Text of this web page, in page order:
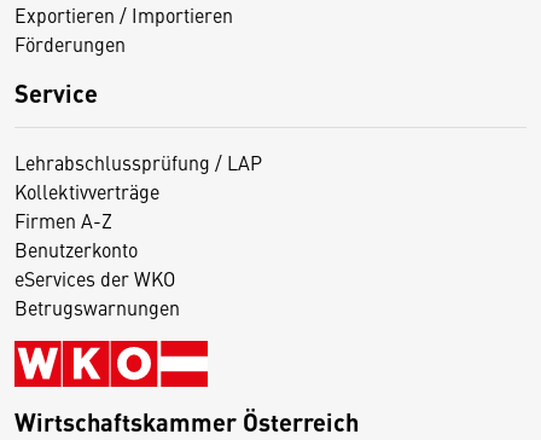
Exportieren / Importieren
Förderungen
Service
Lehrabschlussprüfung / LAP
Kollektivverträge
Firmen A-Z
Benutzerkonto
eServices der WKO
Betrugswarnungen
Wirtschaftskammer Österreich